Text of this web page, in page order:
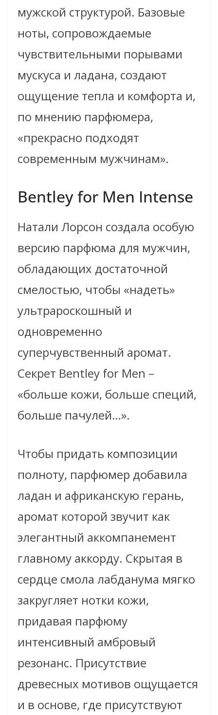
мужской структурой. Базовые
ноты, сопровождаемые
чувствительными порывами
мускуса и ладана, создают
ощущение тепла и комфорта и,
по мнению парфюмера,
«прекрасно подходят
современным мужчинам».
Bentley for Men Intense
Натали Лорсон создала особую
версию парфюма для мужчин,
обладающих достаточной
смелостью, чтобы «надеть»
ультрароскошный и
одновременно
суперчувственный аромат.
Секрет Bentley for Men –
«больше кожи, больше специй,
больше пачулей…».
Чтобы придать композиции
полноту, парфюмер добавила
ладан и африканскую герань,
аромат которой звучит как
элегантный аккомпанемент
главному аккорду. Скрытая в
сердце смола лабданума мягко
закругляет нотки кожи,
придавая парфюму
интенсивный амбровый
резонанс. Присутствие
древесных мотивов ощущается
и в основе, где присутствуют